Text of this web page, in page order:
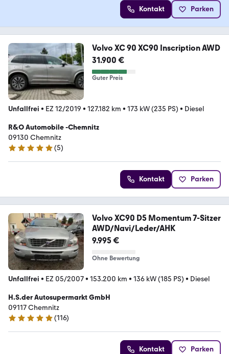
Kontakt Parken
Volvo XC 90 XC90 Inscription AWD
31.900 €
Guter Preis
Unfallfrei • EZ 12/2019 • 127.182 km • 173 kW (235 PS) • Diesel
R&O Automobile -Chemnitz
09130 Chemnitz
5 Sterne
(5)
Kontakt Parken
Volvo XC90 D5 Momentum 7-Sitzer
AWD/Navi/Leder/AHK
9.995 €
Ohne Bewertung
Unfallfrei • EZ 05/2007• 153.200 km • 136 kW (185 PS) • Diesel
H.S.der Autosupermarkt GmbH
09117 Chemnitz
5 Sterne
(116)
Kontakt Parken